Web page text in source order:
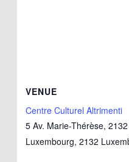
VENUE
Centre Culturel Altrimenti
5 Av. Marie-Thérèse,
Luxembourg, 2132